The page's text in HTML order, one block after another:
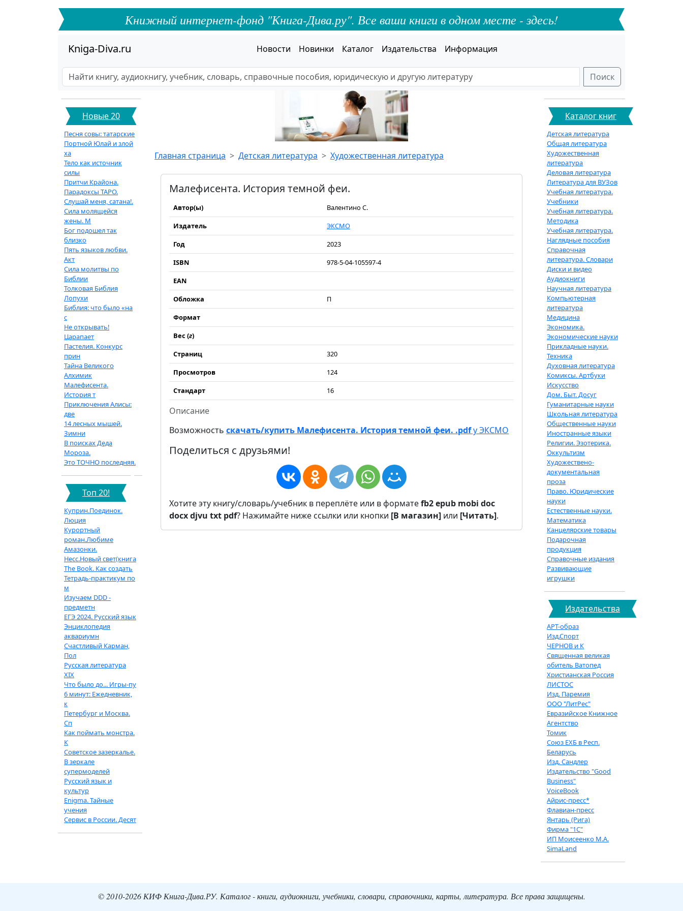
Книжный интернет-фонд "Книга-Дива.ру". Все ваши книги в одном месте - здесь!
Kniga-Diva.ru Новости Новинки Каталог Издательства Информация
Поиск
Новые 20
Песня совы: татарские
Портной Юлай и злой
ха
Тело как источник
силы
Притчи Крайона.
Парадоксы ТАРО.
Слушай меня, сатана!.
Сила молящейся
жены. М
Бог подошел так
близко
Пять языков любви.
Акт
Сила молитвы по
Библии
Толковая Библия
Лопухи
Библия: что было «на
с
Не открывать!
Царапает
Пастелия. Конкурс
прин
Тайна Великого
Алхимик
Малефисента.
История т
Приключения Алисы:
две
14 лесных мышей.
Зимни
В поисках Деда
Мороза.
Это ТОЧНО последняя.
Топ 20!
Куприн.Поединок.
Люция
Курортный
роман.Любиме
Амазонки.
Несс.Новый свет(книга
The Book. Как создать
Тетрадь-практикум по
м
Изучаем DDD -
предметн
ЕГЭ 2024. Русский язык
Энциклопедия
аквариумн
Счастливый Карман,
Пол
Русская литература
XIX
Что было до... Игры-пу
6 минут: Ежедневник,
к
Петербург и Москва.
Сп
Как поймать монстра.
К
Советское зазеркалье.
В зеркале
супермоделей
Русский язык и
культур
Enigma. Тайные
учения
Сервис в России. Десят
Главная страница Детская литература Художественная литература
Малефисента. История темной феи.
Автор(ы)
Валентино С.
Издатель
ЭКСМО
Год
2023
ISBN
978-5-04-105597-4
EAN
Обложка
П
Формат
Вес (г)
Страниц
320
Просмотров
124
Стандарт
16
Описание
Возможность скачать/купить Малефисента. История темной феи. .pdfу ЭКСМО
Поделиться с друзьями!
Хотите эту книгу/словарь/учебник в переплёте или в форматеfb2epub mobi doc
docxdjvu txt pdf? Нажимайте ниже ссылки или кнопки [В магазин] или [Читать].
Каталог книг
Детская литература
Общая литература
Художественная
литература
Деловая литература
Литература для ВУЗов
Учебная литература.
Учебники
Учебная литература.
Методика
Учебная литература.
Наглядные пособия
Справочная
литература. Словари
Диски и видео
Аудиокниги
Научная литература
Компьютерная
литература
Медицина
Экономика.
Экономические науки
Прикладные науки.
Техника
Духовная литература
Комиксы. Артбуки
Искусство
Дом. Быт. Досуг
Гуманитарные науки
Школьная литература
Общественные науки
Иностранные языки
Религии. Эзотерика.
Оккультизм
Художествено-
документальная
проза
Право. Юридические
науки
Естественные науки.
Математика
Канцелярские товары
Подарочная
продукция
Справочные издания
Развивающие
игрушки
Издательства
АРТ-образ
Изд.Спорт
ЧЕРНОВ и К
Священная великая
обитель Ватопед
Христианская Россия
ЛИСТОС
Изд. Паремия
ООО "ЛитРес"
Евразийское Книжное
Агентство
Томик
Союз ЕХБ в Респ.
Беларусь
Изд. Сандлер
Издательство "Good
Business"
VoiceBook
Айрис-пресс*
Флавиан-пресс
Янтарь (Рига)
Фирма "1С"
ИП Моисеенко М.А.
SimaLand
© 2010-2026 КИФ Книга-Дива.РУ. Каталог - книги, аудиокниги, учебники, словари, справочники, карты, литература. Все права защищены.